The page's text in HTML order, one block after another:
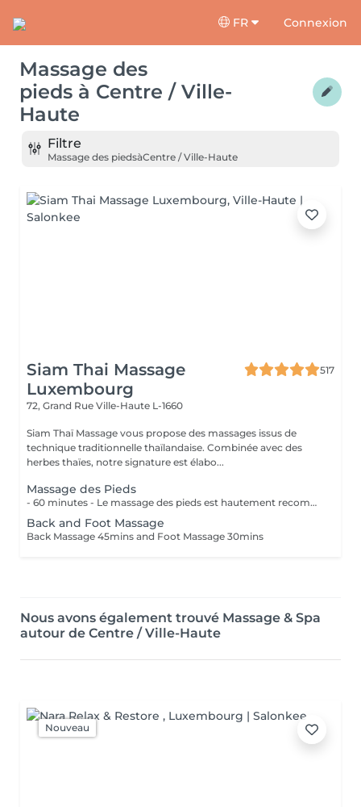
FR Connexion
Massage des
pieds à Centre / Ville-
Haute
Filtre
Massage des piedsàCentre / Ville-Haute
Siam Thai Massage
Luxembourg
517
72, Grand Rue Ville-Haute L-1660
Siam Thaï Massage vous propose des massages issus de
technique traditionnelle thaïlandaise. Combinée avec des
herbes thaïes, notre signature est élabo...
Massage des Pieds
- 60 minutes - Le massage des pieds est hautement recommandé pour ceux qui ont les pieds et les jambes fatiguées. Soulage le stress et stimule la circulation du corps, des maux tels que la fatigue, les niveaux de basse énergie, les pointes de douleurs peuvent être aussi soulagés par des points de pressions.
Back and Foot Massage
Back Massage 45mins and Foot Massage 30mins
Nous avons également trouvé Massage & Spa
autour de Centre / Ville-Haute
Nouveau